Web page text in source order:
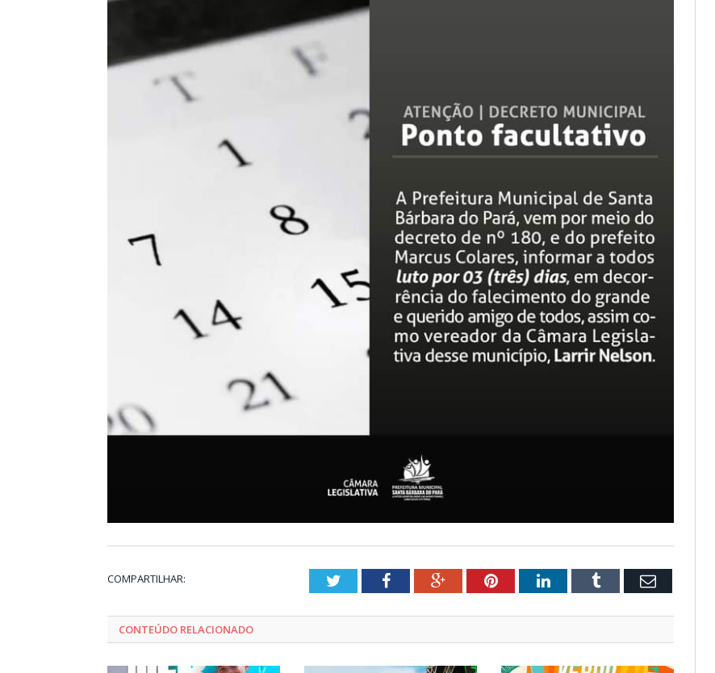
COMPARTILHAR: TwitterFacebookGoogle+PinterestLinkedInTumblr Email
CONTEÚDO RELACIONADO